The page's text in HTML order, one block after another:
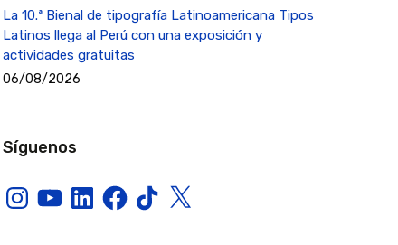
La 10.ª Bienal de tipografía Latinoamericana Tipos
Latinos llega al Perú con una exposición y
actividades gratuitas
06/08/2026
Síguenos
InstagramYouTubeLinkedInFacebook
TikTokX